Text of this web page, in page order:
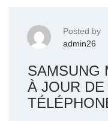
Posted by
admin26
SAMSUNG
À JOUR